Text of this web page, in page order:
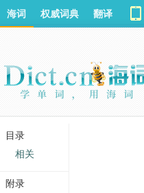
海词 权威词典 翻译
目录
相关
附录